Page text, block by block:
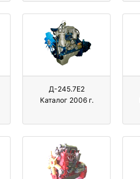
Д-245.7E2
Каталог 2006 г.